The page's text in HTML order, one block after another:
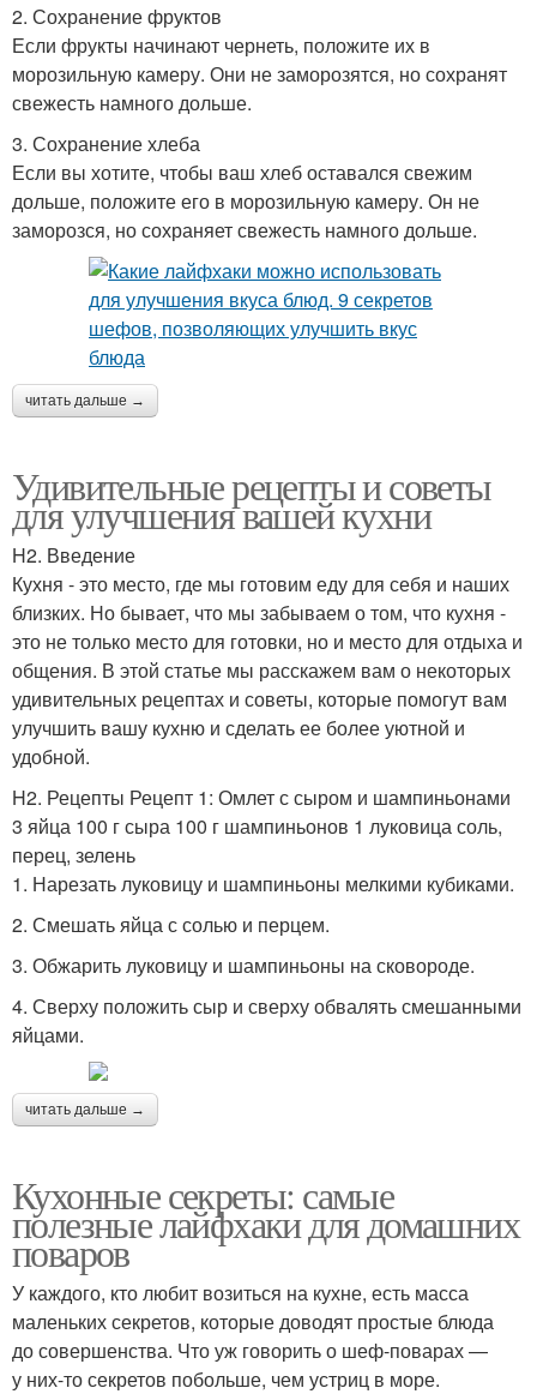
2. Сохранение фруктов
Если фрукты начинают чернеть, положите их в
морозильную камеру. Они не заморозятся, но сохранят
свежесть намного дольше.
3. Сохранение хлеба
Если вы хотите, чтобы ваш хлеб оставался свежим
дольше, положите его в морозильную камеру. Он не
заморозся, но сохраняет свежесть намного дольше.
читать дальше →
Удивительные рецепты и советы
для улучшения вашей кухни
H2. Введение
Кухня - это место, где мы готовим еду для себя и наших
близких. Но бывает, что мы забываем о том, что кухня -
это не только место для готовки, но и место для отдыха и
общения. В этой статье мы расскажем вам о некоторых
удивительных рецептах и советы, которые помогут вам
улучшить вашу кухню и сделать ее более уютной и
удобной.
H2. Рецепты Рецепт 1: Омлет с сыром и шампиньонами
3 яйца 100 г сыра 100 г шампиньонов 1 луковица соль,
перец, зелень
1. Нарезать луковицу и шампиньоны мелкими кубиками.
2. Смешать яйца с солью и перцем.
3. Обжарить луковицу и шампиньоны на сковороде.
4. Сверху положить сыр и сверху обвалять смешанными
яйцами.
читать дальше →
Кухонные секреты: самые
полезные лайфхаки для домашних
поваров
У каждого, кто любит возиться на кухне, есть масса
маленьких секретов, которые доводят простые блюда
до совершенства. Что уж говорить о шеф-поварах —
у них-то секретов побольше, чем устриц в море.